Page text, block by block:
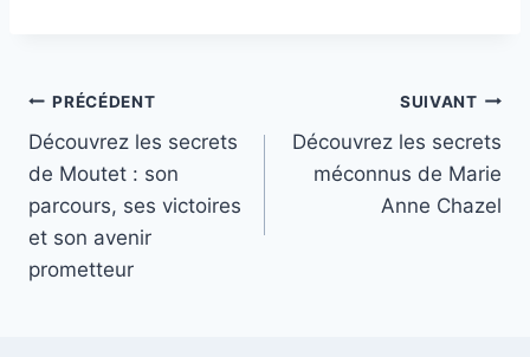
Navigation
de
l’article
PRÉCÉDENT
Découvrez les secrets
de Moutet : son
parcours, ses victoires
et son avenir
prometteur
SUIVANT
Découvrez les secrets
méconnus de Marie
Anne Chazel